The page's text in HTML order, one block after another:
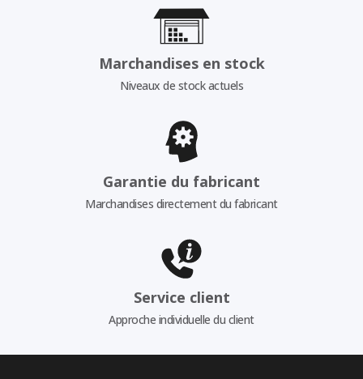
Marchandises en stock
Niveaux de stock actuels
Garantie du fabricant
Marchandises directement du fabricant
Service client
Approche individuelle du client